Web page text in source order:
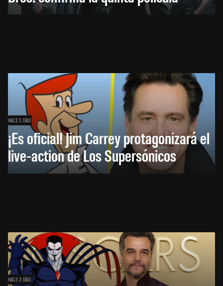
HACE 3 DÍAS
¡Es oficial! Jim Carrey protagonizará el
live-action de Los Supersónicos
HACE 3 DÍAS